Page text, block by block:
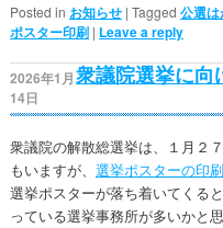
Posted in お知らせ | Tagged 公選
ポスター印刷 | Leave a reply
衆議院選挙に向
2026年1月
14日
衆議院の解散総選挙は、１月２
もいますが、 選挙ポスターの印刷
選挙ポスターが落ち着いてくると
っている選挙事務所が多いかと思